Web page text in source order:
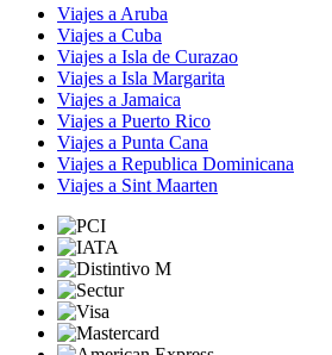
Viajes a Aruba
Viajes a Cuba
Viajes a Isla de Curazao
Viajes a Isla Margarita
Viajes a Jamaica
Viajes a Puerto Rico
Viajes a Punta Cana
Viajes a Republica Dominicana
Viajes a Sint Maarten